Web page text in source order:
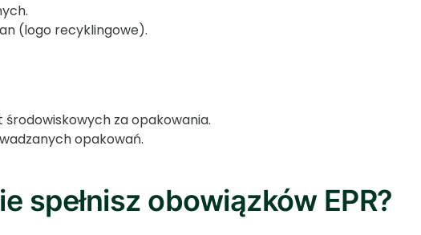
(logo recyklingowe).
środowiskowych za opakowania.
opakowań.
spełnisz obowiązków EPR?